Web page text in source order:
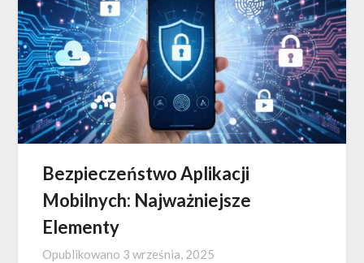
Bezpieczeństwo Aplikacji
Mobilnych: Najważniejsze
Elementy
Opublikowano 3 września, 2025